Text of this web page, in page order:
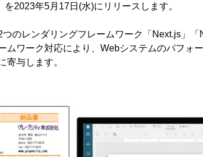
2023年5月17日(水)にリリースします。
のレンダリングフレームワーク「Next.js」
ムワーク対応により、Webシステムのパフォ
寄与します。